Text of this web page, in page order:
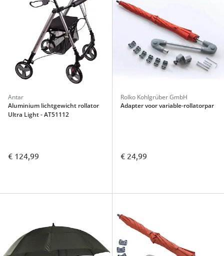
Antar
Aluminium lichtgewicht rollator
Ultra Light - AT51112
€ 124,99
Rolko Kohlgrüber GmbH
Adapter voor variable-rollatorpar
€ 24,99